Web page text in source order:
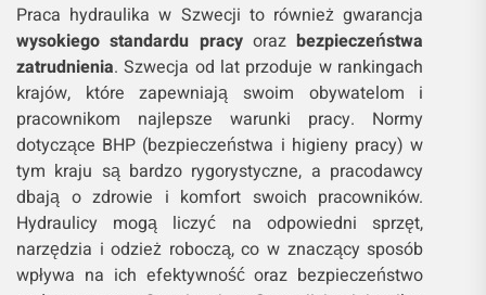
Praca hydraulika w Szwecji to również gwarancja
wysokiego standardu pracyorazbezpieczeństwa
zatrudnienia. Szwecja od lat przoduje w rankingach
krajów, które zapewniają swoim obywatelom i
pracownikom najlepsze warunki pracy. Normy
dotyczące BHP (bezpieczeństwa i higieny pracy) w
tym kraju są bardzo rygorystyczne, a pracodawcy
dbają o zdrowie i komfort swoich pracowników.
Hydraulicy mogą liczyć na odpowiedni sprzęt,
narzędzia i odzież roboczą, co w znaczący sposób
wpływa na ich efektywność oraz bezpieczeństwo